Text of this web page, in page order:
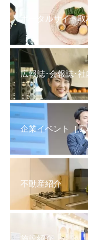
ポータルサイト取
広報誌･会報誌･社
企業イベント［広
不動産紹介